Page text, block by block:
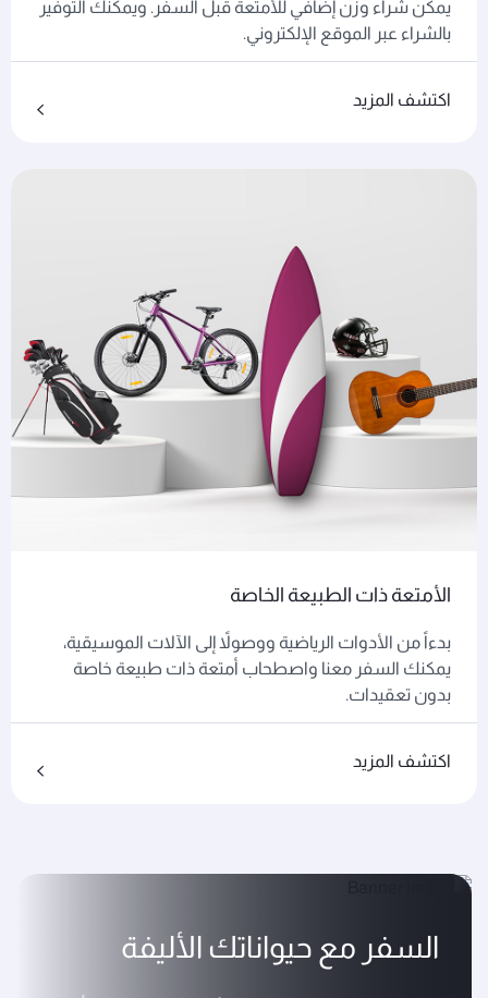
يمكن شراء وزن إضافي للأمتعة قبل السفر. ويمكنك التوفير
بالشراء عبر الموقع الإلكتروني.
اكتشف المزيد
الأمتعة ذات الطبيعة الخاصة
بدءاً من الأدوات الرياضية ووصولاً إلى الآلات الموسيقية،
يمكنك السفر معنا واصطحاب أمتعة ذات طبيعة خاصة
بدون تعقيدات.
اكتشف المزيد
السفر مع حيواناتك الأليفة